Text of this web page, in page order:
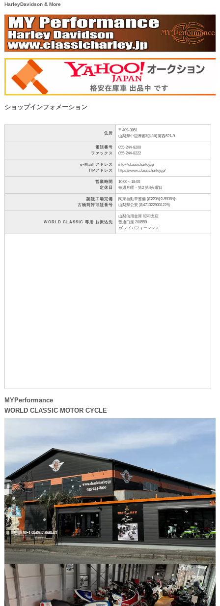
HarleyDavidson & More
ショップインフォメーション
住所
〒409-3851
山梨県中巨摩郡昭和町河西621-9
電話番号
ファックス
055-244-8200
055-244-8222
e-Mail アドレス
HPアドレス
info@classicharley.jp
https://www.classicharley.jp/
営業時間
定休日
10:00～18:00
毎週月曜・第2 第4火曜日
認証工場完備
古物商許可証番号
関東自動車整備 第220号2-5938号
山梨県公安 第471022900122号
WORLD CLASSIC 専用 お振込先
山梨信用金庫 昭和支店
普通口座 200559
カ)マイパフォーマンス
MYPerformance
WORLD CLASSIC MOTOR CYCLE